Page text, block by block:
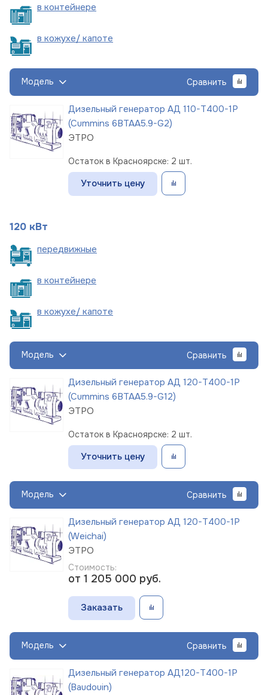
в контейнере
в кожухе/ капоте
Модель Сравнить
Дизельный генератор АД 110-Т400-1Р
(Cummins 6BTAA5.9-G2)
ЭТРО
Остаток в Красноярске: 2 шт.
Уточнить цену
120 кВт
передвижные
в контейнере
в кожухе/ капоте
Модель Сравнить
Дизельный генератор АД 120-Т400-1Р
(Cummins 6BTAA5.9-G12)
ЭТРО
Остаток в Красноярске: 2 шт.
Уточнить цену
Модель Сравнить
Дизельный генератор АД 120-Т400-1Р
(Weichai)
ЭТРО
Стоимость:
от 1 205 000 руб.
Заказать
Модель Сравнить
Дизельный генератор АД120-Т400-1Р
(Baudouin)